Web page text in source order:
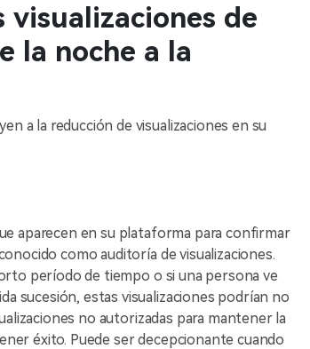
visualizaciones de
la noche a la
a la reducción de visualizaciones en su
aparecen en su plataforma para confirmar
como auditoría de visualizaciones.
período de tiempo o si una persona ve
sucesión, estas visualizaciones podrían no
no autorizadas para mantener la
éxito. Puede ser decepcionante cuando